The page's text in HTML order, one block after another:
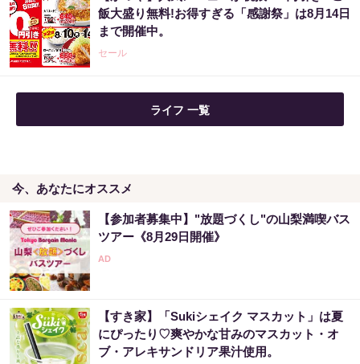
飯大盛り無料!お得すぎる「感謝祭」は8月14日
まで開催中。
セール
ライフ 一覧
今、あなたにオススメ
【参加者募集中】"放題づくし"の山梨満喫バス
ツアー《8月29日開催》
【すき家】「Sukiシェイク マスカット」は夏
にぴったり♡爽やかな甘みのマスカット・オ
ブ・アレキサンドリア果汁使用。